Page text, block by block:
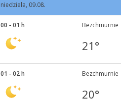
niedziela, 09.08.
00 - 01 h Bezchmurnie
21°
01 - 02 h Bezchmurnie
20°